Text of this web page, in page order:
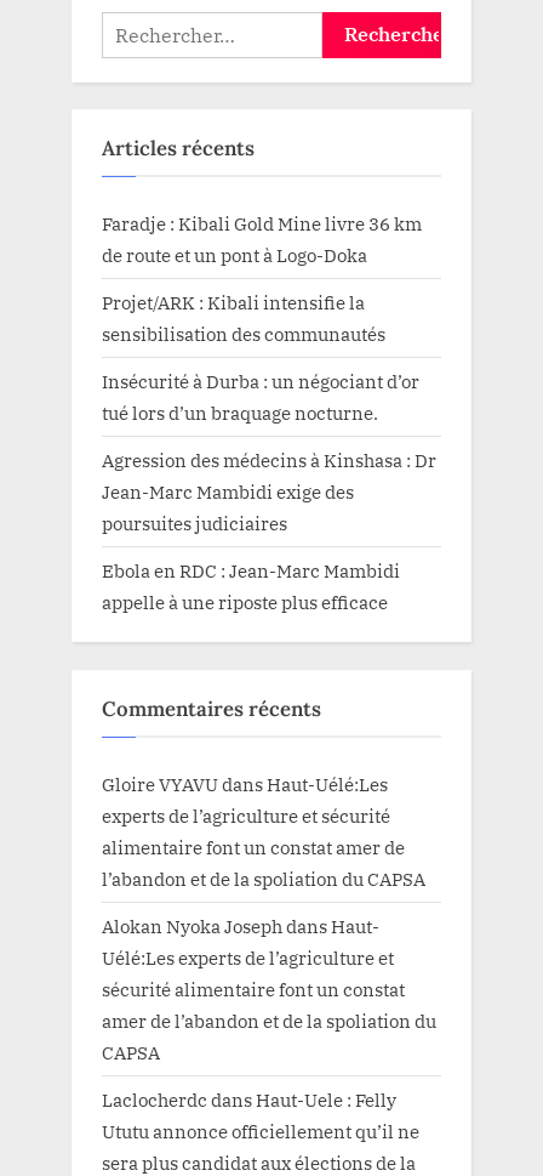
Rechercher :
Articles récents
Faradje : Kibali Gold Mine livre 36 km
de route et un pont à Logo-Doka
Projet/ARK : Kibali intensifie la
sensibilisation des communautés
Insécurité à Durba : un négociant d’or
tué lors d’un braquage nocturne.
Agression des médecins à Kinshasa : Dr
Jean-Marc Mambidi exige des
poursuites judiciaires
Ebola en RDC : Jean-Marc Mambidi
appelle à une riposte plus efficace
Commentaires récents
Gloire VYAVUdansHaut-Uélé:Les
experts de l’agriculture et sécurité
alimentaire font un constat amer de
l’abandon et de la spoliation du CAPSA
Alokan Nyoka Joseph dansHaut-
Uélé:Les experts de l’agriculture et
sécurité alimentaire font un constat
amer de l’abandon et de la spoliation du
CAPSA
Laclocherdc dansHaut-Uele : Felly
Ututu annonce officiellement qu’il ne
sera plus candidat aux élections de la